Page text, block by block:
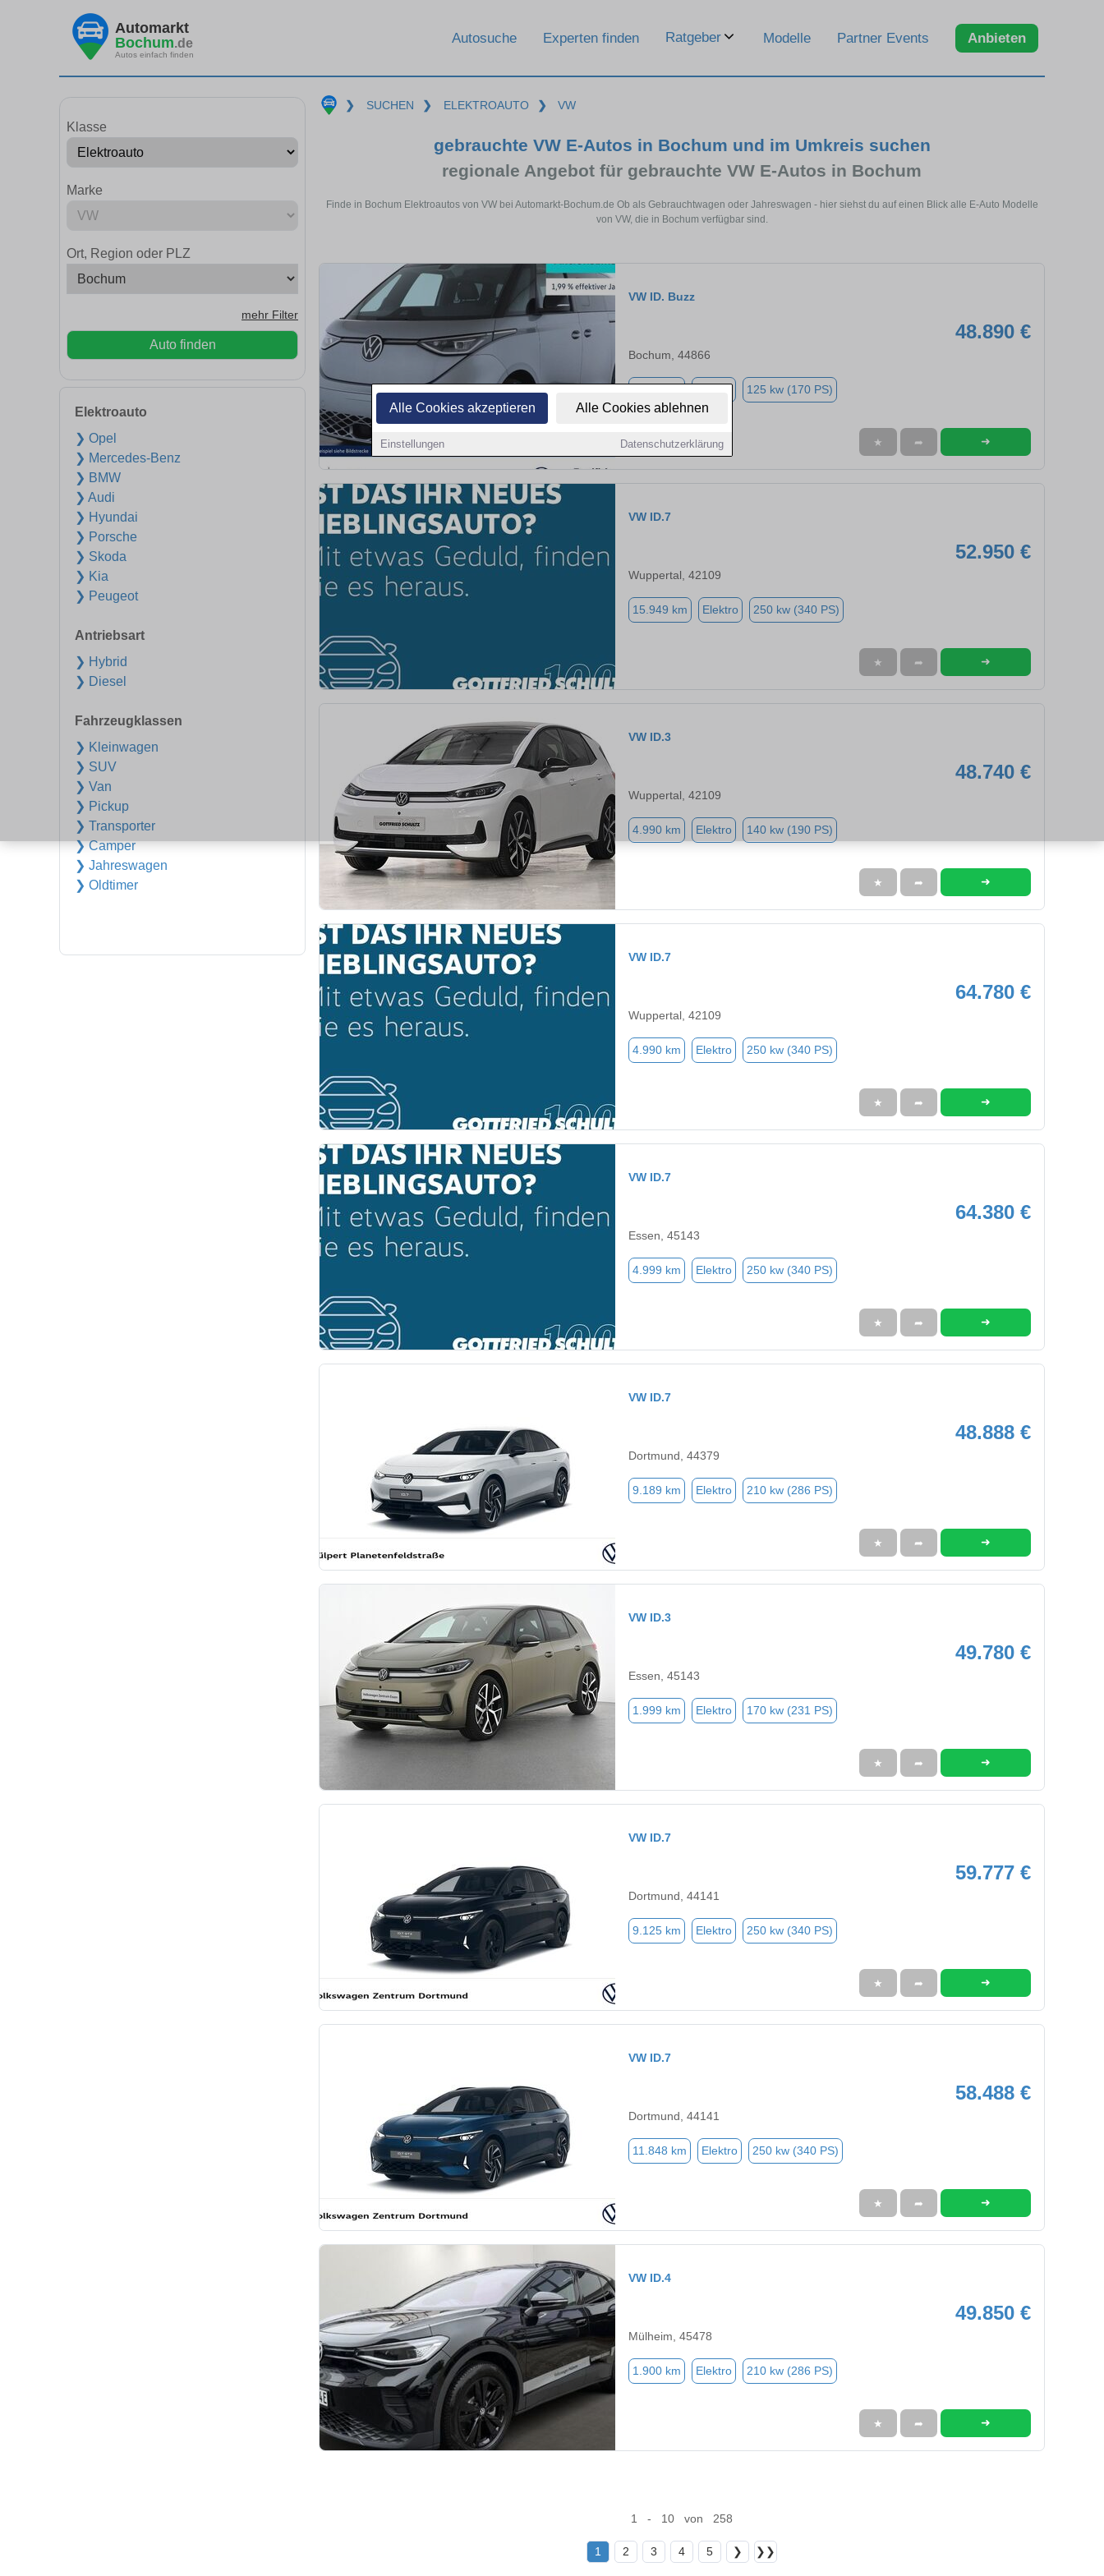
Alle Cookies akzeptieren Alle Cookies ablehnen
Einstellungen Datenschutzerklärung
Automarkt
Bochum.de
Autos einfach finden
Autosuche Experten finden Ratgeber Modelle Partner Events Anbieten
Klasse
Marke
Ort, Region oder PLZ
mehr Filter
Auto finden
Elektroauto
❯ Opel
❯ Mercedes-Benz
❯ BMW
❯ Audi
❯ Hyundai
❯ Porsche
❯ Skoda
❯ Kia
❯ Peugeot
Antriebsart
❯ Hybrid
❯ Diesel
Fahrzeugklassen
❯ Kleinwagen
❯ SUV
❯ Van
❯ Pickup
❯ Transporter
❯ Camper
❯ Jahreswagen
❯ Oldtimer
❯ SUCHEN ❯ ELEKTROAUTO ❯ VW
gebrauchte VW E-Autos in Bochum und im Umkreis suchen
regionale Angebot für gebrauchte VW E-Autos in Bochum
Finde in Bochum Elektroautos von VW bei Automarkt-Bochum.de Ob als Gebrauchtwagen oder Jahreswagen - hier siehst du auf einen Blick alle E-Auto Modelle
von VW, die in Bochum verfügbar sind.
VW ID. Buzz
48.890 €
Bochum, 44866
Elektro 125 kw (170 PS)
★ ➦ ➜
VW ID.7
52.950 €
Wuppertal, 42109
15.949 km Elektro 250 kw (340 PS)
★ ➦ ➜
VW ID.3
48.740 €
Wuppertal, 42109
4.990 km Elektro 140 kw (190 PS)
★ ➦ ➜
VW ID.7
64.780 €
Wuppertal, 42109
4.990 km Elektro 250 kw (340 PS)
★ ➦ ➜
VW ID.7
64.380 €
Essen, 45143
4.999 km Elektro 250 kw (340 PS)
★ ➦ ➜
VW ID.7
48.888 €
Dortmund, 44379
9.189 km Elektro 210 kw (286 PS)
★ ➦ ➜
VW ID.3
49.780 €
Essen, 45143
1.999 km Elektro 170 kw (231 PS)
★ ➦ ➜
VW ID.7
59.777 €
Dortmund, 44141
9.125 km Elektro 250 kw (340 PS)
★ ➦ ➜
VW ID.7
58.488 €
Dortmund, 44141
11.848 km Elektro 250 kw (340 PS)
★ ➦ ➜
VW ID.4
49.850 €
Mülheim, 45478
1.900 km Elektro 210 kw (286 PS)
★ ➦ ➜
1 - 10 von 258
1 2 3 4 5 ❯ ❯❯